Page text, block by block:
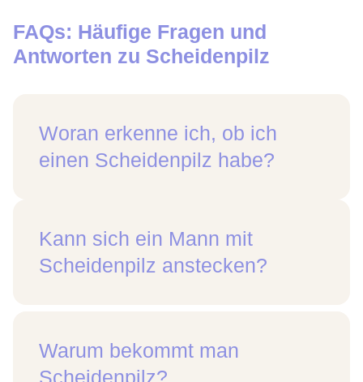
FAQs: Häufige Fragen und
Antworten zu Scheidenpilz
Woran erkenne ich, ob ich
einen Scheidenpilz habe?
Kann sich ein Mann mit
Scheidenpilz anstecken?
Warum bekommt man
Scheidenpilz?